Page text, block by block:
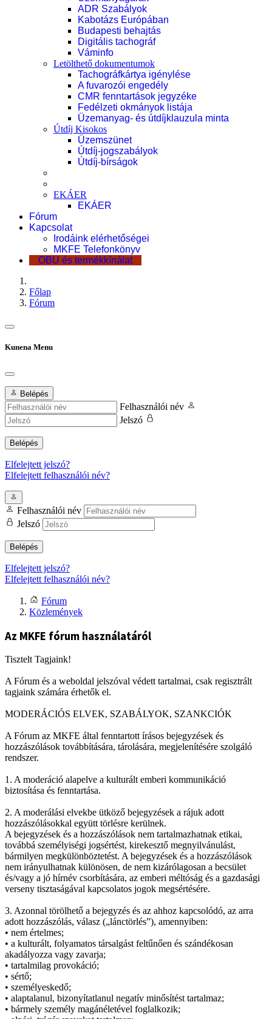
ADR Szabályok
Kabotázs Európában
Budapesti behajtás
Digitális tachográf
Váminfo
Letölthető dokumentumok
Tachográfkártya igénylése
A fuvarozói engedély
CMR fenntartások jegyzéke
Fedélzeti okmányok listája
Üzemanyag- és útdíjklauzula minta
Útdíj Kisokos
Üzemszünet
Útdíj-jogszabályok
Útdíj-bírságok
EKÁER
EKÁER
Fórum
Kapcsolat
Irodáink elérhetőségei
MKFE Telefonkönyv
OBU és termékkínálat
Főlap
Fórum
Kunena Menu
Belépés
Felhasználói név
Jelszó
Belépés
Elfelejtett jelszó?
Elfelejtett felhasználói név?
Felhasználói név
Jelszó
Belépés
Elfelejtett jelszó?
Elfelejtett felhasználói név?
Fórum
Közlemények
Az MKFE fórum használatáról
Tisztelt Tagjaink!
A Fórum és a weboldal jelszóval védett tartalmai, csak regisztrált
tagjaink számára érhetők el.
MODERÁCIÓS ELVEK, SZABÁLYOK, SZANKCIÓK
A Fórum az MKFE által fenntartott írásos bejegyzések és
hozzászólások továbbítására, tárolására, megjelenítésére szolgáló
rendszer.
1. A moderáció alapelve a kulturált emberi kommunikáció
biztosítása és fenntartása.
2. A moderálási elvekbe ütköző bejegyzések a rájuk adott
hozzászólásokkal együtt törlésre kerülnek.
A bejegyzések és a hozzászólások nem tartalmazhatnak etikai,
továbbá személyiségi jogsértést, kirekesztő megnyilvánulást,
bármilyen megkülönböztetést. A bejegyzések és a hozzászólások
nem irányulhatnak különösen, de nem kizárólagosan a becsület
és/vagy a jó hírnév csorbítására, az emberi méltóság és a gazdasági
verseny tisztaságával kapcsolatos jogok megsértésére.
3. Azonnal törölhető a bejegyzés és az ahhoz kapcsolódó, az arra
adott hozzászólás, válasz („lánctörlés”), amennyiben:
• nem értelmes;
• a kulturált, folyamatos társalgást feltűnően és szándékosan
akadályozza vagy zavarja;
• tartalmilag provokáció;
• sértő;
• személyeskedő;
• alaptalanul, bizonyítatlanul negatív minősítést tartalmaz;
• bármely személy magánéletével foglalkozik;